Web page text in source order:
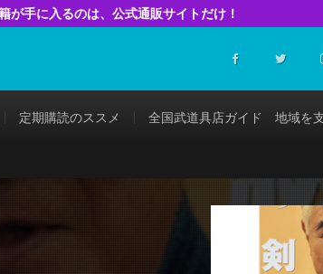
手に入るのは、公式通販サイトだけ！
定期購読のススメ 全国武道具店ガイド 地域を